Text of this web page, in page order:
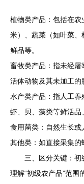
植物类产品：包括在农
米）、蔬菜（如叶菜
鲜品等。
畜牧类产品：指未经
活体动物及其未加工的
水产类产品：指人工养
虾、贝、藻类等鲜活品
食用菌类：自然生长或
其他类：如直接采集的
三、区分关键：初
理解“初级农产品”范围